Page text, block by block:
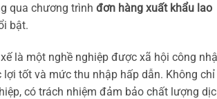
qua chương trình đơn hàng xuất khẩu lao
bật.
là một nghề nghiệp được xã hội công
tốt và mức thu nhập hấp dẫn. Không
có trách nhiệm đảm bảo chất lượng